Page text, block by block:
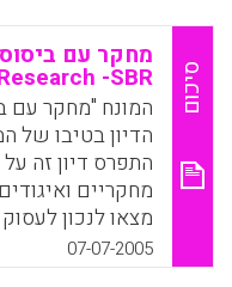
ללינגןויסטיקה
חוקר אורח
להתמודד עם
ומקיף המסביר
הידע המחקרי
שפה אצל ילדים.
ובהירה של כל
על התרומות של
סיכום
מחקר עם
-SBR
המונח "מחקר עם
הדיון בטיבו של
התפרס דיון זה
מחקריים
מצאו לנכון
המתייחסים
במקור בכתב העת
07-07-2005